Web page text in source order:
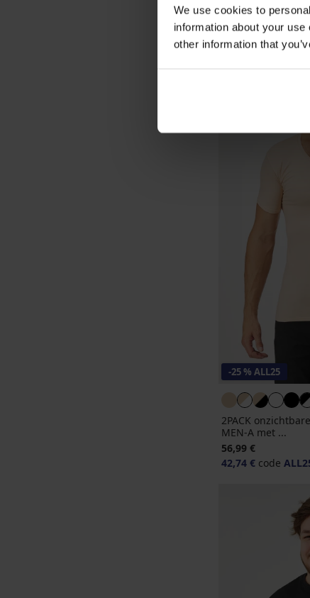
We use cookies to
information about your
other information that
-25 % ALL25
2PACK
MEN-A met ...
56,99 €
42,74 € code